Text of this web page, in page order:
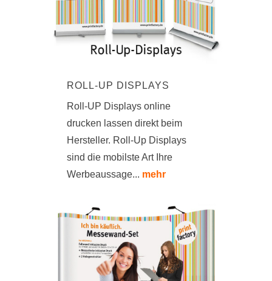
ROLL-UP DISPLAYS
Roll-UP Displays online
drucken lassen direkt beim
Hersteller. Roll-Up Displays
sind die mobilste Art Ihre
Werbeaussage... mehr